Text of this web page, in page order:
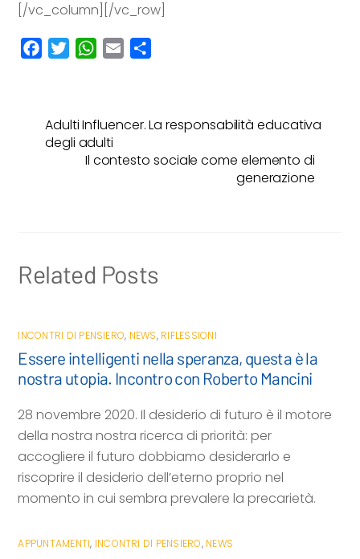
[/vc_column][/vc_row]
b
o
t
e
W
s
A
l
i
Adulti Influencer. La responsabilità educativa
degli adulti
Il contesto sociale come elemento di
generazione
Related Posts
INCONTRI DI PENSIERO, NEWS, RIFLESSIONI
Essere intelligenti nella speranza, questa è la
nostra utopia. Incontro con Roberto Mancini
28 novembre 2020. Il desiderio di futuro è il motore
della nostra nostra ricerca di priorità: per
accogliere il futuro dobbiamo desiderarlo e
riscoprire il desiderio dell’eterno proprio nel
momento in cui sembra prevalere la precarietà.
APPUNTAMENTI, INCONTRI DI PENSIERO, NEWS